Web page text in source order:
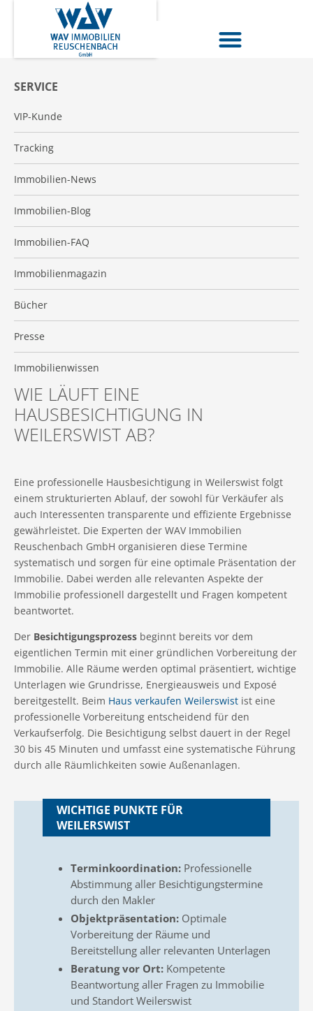
SERVICE
VIP-Kunde
Tracking
Immobilien-News
Immobilien-Blog
Immobilien-FAQ
Immobilienmagazin
Bücher
Presse
Immobilienwissen
WIE LÄUFT EINE
HAUSBESICHTIGUNG IN
WEILERSWIST AB?
Eine professionelle Hausbesichtigung in Weilerswist folgt
einem strukturierten Ablauf, der sowohl für Verkäufer als
auch Interessenten transparente und effiziente Ergebnisse
gewährleistet. Die Experten der WAV Immobilien
Reuschenbach GmbH organisieren diese Termine
systematisch und sorgen für eine optimale Präsentation der
Immobilie. Dabei werden alle relevanten Aspekte der
Immobilie professionell dargestellt und Fragen kompetent
beantwortet.
Der Besichtigungsprozess beginnt bereits vor dem
eigentlichen Termin mit einer gründlichen Vorbereitung der
Immobilie. Alle Räume werden optimal präsentiert, wichtige
Unterlagen wie Grundrisse, Energieausweis und Exposé
bereitgestellt. Beim Haus verkaufen Weilerswist ist eine
professionelle Vorbereitung entscheidend für den
Verkaufserfolg. Die Besichtigung selbst dauert in der Regel
30 bis 45 Minuten und umfasst eine systematische Führung
durch alle Räumlichkeiten sowie Außenanlagen.
WICHTIGE PUNKTE FÜR
WEILERSWIST
Terminkoordination: Professionelle
Abstimmung aller Besichtigungstermine
durch den Makler
Objektpräsentation: Optimale
Vorbereitung der Räume und
Bereitstellung aller relevanten Unterlagen
Beratung vor Ort: Kompetente
Beantwortung aller Fragen zu Immobilie
und Standort Weilerswist